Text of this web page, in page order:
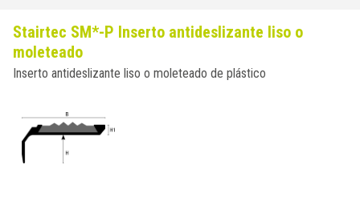
Stairtec SM*-P Inserto antideslizante liso o
moleteado
Inserto antideslizante liso o moleteado de plástico